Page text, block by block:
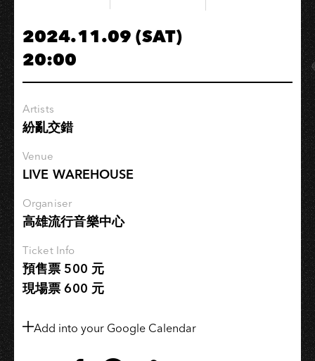
志
大
飛
機
巡
演
會
–
雄
站
2024.11.09 (SAT)
20:00
Artists
紛亂交錯
Venue
LIVE WAREHOUSE
Organiser
高雄流行音樂中心
Ticket Info
預售票 500 元
現場票 600 元
Add into your Google Calendar